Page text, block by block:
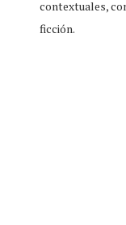
contextuales,
ficción.